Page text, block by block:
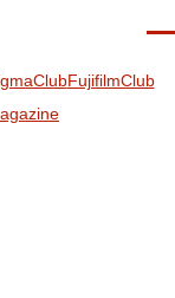
FujifilmClub